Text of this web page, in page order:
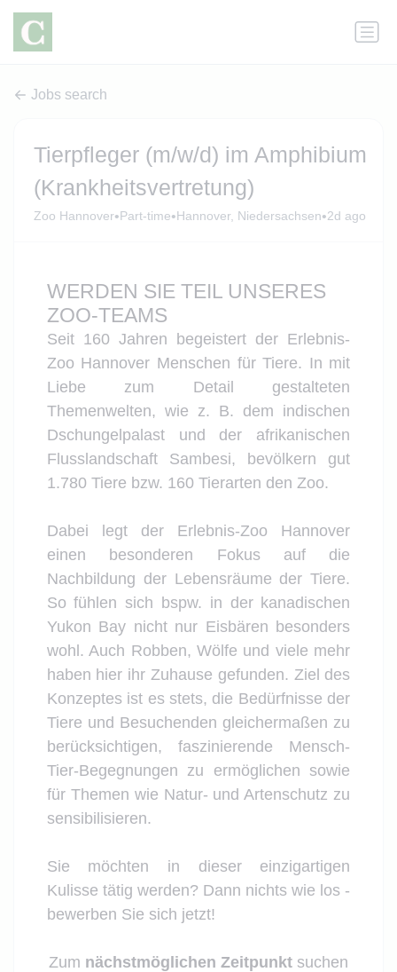
Jobs search
Tierpfleger (m/w/d) im Amphibium
(Krankheitsvertretung)
Zoo Hannover•Part-time•Hannover, Niedersachsen•2d ago
WERDEN SIE TEIL UNSERES
ZOO-TEAMS
Seit 160 Jahren begeistert der Erlebnis-
Zoo Hannover Menschen für Tiere. In mit
Liebe zum Detail gestalteten
Themenwelten, wie z. B. dem indischen
Dschungelpalast und der afrikanischen
Flusslandschaft Sambesi, bevölkern gut
1.780 Tiere bzw. 160 Tierarten den Zoo.
Dabei legt der Erlebnis-Zoo Hannover
einen besonderen Fokus auf die
Nachbildung der Lebensräume der Tiere.
So fühlen sich bspw. in der kanadischen
Yukon Bay nicht nur Eisbären besonders
wohl. Auch Robben, Wölfe und viele mehr
haben hier ihr Zuhause gefunden. Ziel des
Konzeptes ist es stets, die Bedürfnisse der
Tiere und Besuchenden gleichermaßen zu
berücksichtigen, faszinierende Mensch-
Tier-Begegnungen zu ermöglichen sowie
für Themen wie Natur- und Artenschutz zu
sensibilisieren.
Sie möchten in dieser einzigartigen
Kulisse tätig werden? Dann nichts wie los -
bewerben Sie sich jetzt!
Zum nächstmöglichen Zeitpunkt suchen